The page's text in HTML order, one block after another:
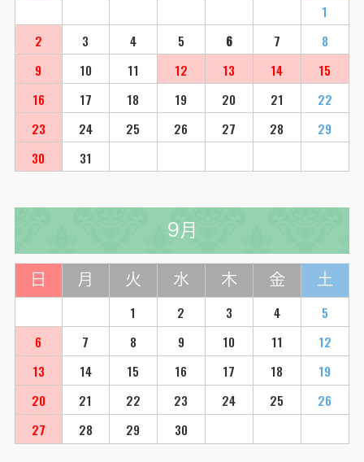
1
2
3 4 5 6 7
8
9
10 11 12 13 14
15
16
17 18 19 20 21
22
23
24 25 26 27 28
29
30
31
9月
日 月 火 水 木 金 土
1 2 3 4
5
6
7 8 9 10 11
12
13
14 15 16 17 18
19
20
21 22 23 24 25
26
27
28 29 30